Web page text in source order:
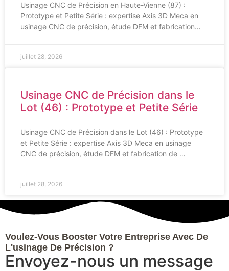
Usinage CNC de Précision en Haute-Vienne (87) :
Prototype et Petite Série : expertise Axis 3D Meca en
usinage CNC de précision, étude DFM et fabrication…
juillet 28, 2026
Usinage CNC de Précision dans le
Lot (46) : Prototype et Petite Série
Usinage CNC de Précision dans le Lot (46) : Prototype
et Petite Série : expertise Axis 3D Meca en usinage
CNC de précision, étude DFM et fabrication de …
juillet 28, 2026
Voulez-Vous Booster Votre Entreprise Avec De
L'usinage De Précision ?
Envoyez-nous un message